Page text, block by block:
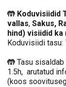
🤲 Koduvisiidid
vallas, Sakus,
hind) visiidid
Koduvisiidi tasu:
🤲 Tasu
1.5h, arutatud
(koos